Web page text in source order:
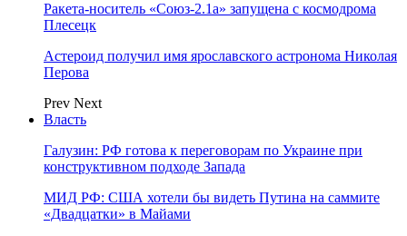
Ракета-носитель «Союз-2.1а» запущена с космодрома
Плесецк
Астероид получил имя ярославского астронома Николая
Перова
Prev Next
Власть
Галузин: РФ готова к переговорам по Украине при
конструктивном подходе Запада
МИД РФ: США хотели бы видеть Путина на саммите
«Двадцатки» в Майами